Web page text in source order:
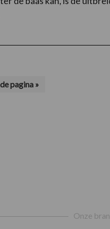
pagina »
Onze